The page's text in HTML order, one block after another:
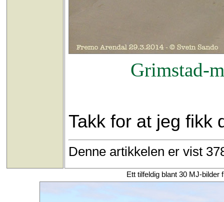
Grimstad-
Takk for at jeg fikk
Denne artikkelen er vist
Ett tilfeldig blant 30 MJ-